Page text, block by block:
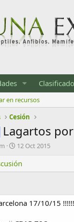
en recursos
Cesión
recurso
Lagartos
F
c
h
c
12 Oct 2015
17/10/15 !!!!!!